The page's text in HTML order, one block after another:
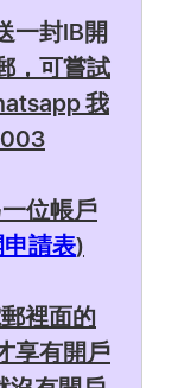
一封IB開
，可嘗試
我
位帳戶
請表)
裡面的
享有開戶